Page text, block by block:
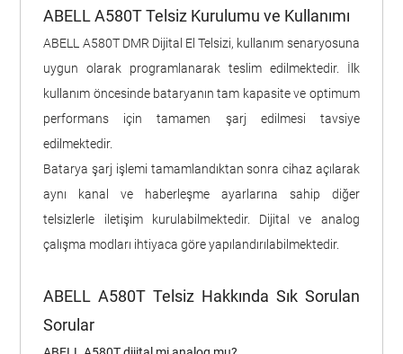
ABELL A580T Telsiz Kurulumu ve Kullanımı
ABELL A580T DMR Dijital El Telsizi, kullanım senaryosuna
uygun olarak programlanarak teslim edilmektedir. İlk
kullanım öncesinde bataryanın tam kapasite ve optimum
performans için tamamen şarj edilmesi tavsiye
edilmektedir.
Batarya şarj işlemi tamamlandıktan sonra cihaz açılarak
aynı kanal ve haberleşme ayarlarına sahip diğer
telsizlerle iletişim kurulabilmektedir. Dijital ve analog
çalışma modları ihtiyaca göre yapılandırılabilmektedir.
ABELL A580T Telsiz Hakkında Sık Sorulan
Sorular